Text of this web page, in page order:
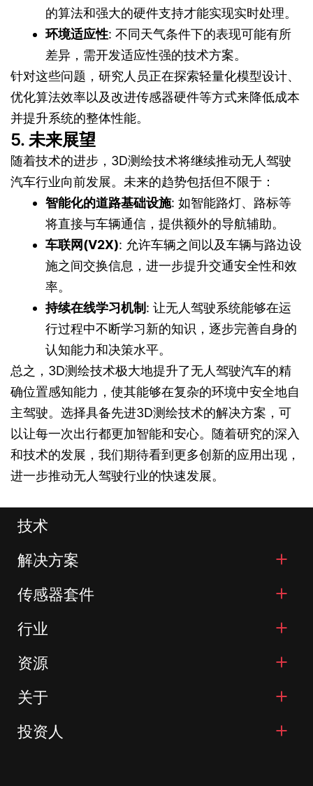
的算法和强大的硬件支持才能实现实时处理。
环境适应性: 不同天气条件下的表现可能有所
差异，需开发适应性强的技术方案。
针对这些问题，研究人员正在探索轻量化模型设计、
优化算法效率以及改进传感器硬件等方式来降低成本
并提升系统的整体性能。
5. 未来展望
随着技术的进步，3D测绘技术将继续推动无人驾驶
汽车行业向前发展。未来的趋势包括但不限于：
智能化的道路基础设施: 如智能路灯、路标等
将直接与车辆通信，提供额外的导航辅助。
车联网(V2X): 允许车辆之间以及车辆与路边设
施之间交换信息，进一步提升交通安全性和效
率。
持续在线学习机制 : 让无人驾驶系统能够在运
行过程中不断学习新的知识，逐步完善自身的
认知能力和决策水平。
总之，3D测绘技术极大地提升了无人驾驶汽车的精
确位置感知能力，使其能够在复杂的环境中安全地自
主驾驶。选择具备先进3D测绘技术的解决方案，可
以让每一次出行都更加智能和安心。随着研究的深入
和技术的发展，我们期待看到更多创新的应用出现，
进一步推动无人驾驶行业的快速发展。
技术
解决方案
传感器套件
行业
资源
关于
投资人